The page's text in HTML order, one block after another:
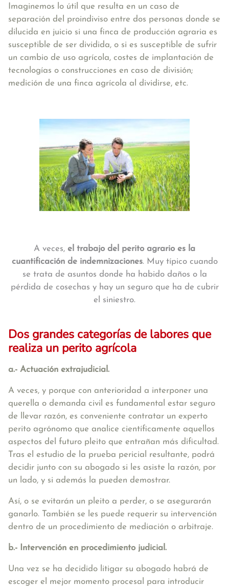
Imaginemos lo útil que resulta en un caso de
separación del proindiviso entre dos personas donde se
dilucida en juicio si una finca de producción agraria es
susceptible de ser dividida, o si es susceptible de sufrir
un cambio de uso agrícola, costes de implantación de
tecnologías o construcciones en caso de división;
medición de una finca agrícola al dividirse, etc.
A veces, el trabajo del perito agrario es la
cuantificación de indemnizaciones. Muy típico cuando
se trata de asuntos donde ha habido daños o la
pérdida de cosechas y hay un seguro que ha de cubrir
el siniestro.
Dos grandes categorías de labores que
realiza un perito agrícola
a.- Actuación extrajudicial.
A veces, y porque con anterioridad a interponer una
querella o demanda civil es fundamental estar seguro
de llevar razón, es conveniente contratar un experto
perito agrónomo que analice científicamente aquellos
aspectos del futuro pleito que entrañan más dificultad.
Tras el estudio de la prueba pericial resultante, podrá
decidir junto con su abogado si les asiste la razón, por
un lado, y si además la pueden demostrar.
Así, o se evitarán un pleito a perder, o se asegurarán
ganarlo. También se les puede requerir su intervención
dentro de un procedimiento de mediación o arbitraje.
b.- Intervención en procedimiento judicial.
Una vez se ha decidido litigar su abogado habrá de
escoger el mejor momento procesal para introducir